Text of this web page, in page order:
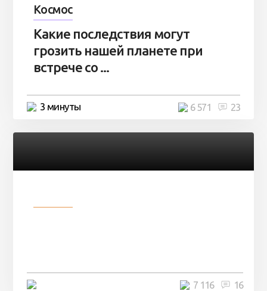
Космос
Какие последствия могут
грозить нашей планете при
встрече со ...
3 минуты 23
6 571
16
7 116